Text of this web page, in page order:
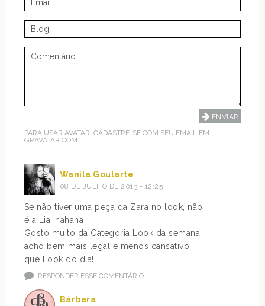
PARA USAR AVATAR, CADASTRE-SE COM SEU EMAIL EM
GRAVATAR.COM
Wanila Goularte
08 DE JULHO DE 2013 - 12:25
Se não tiver uma peça da Zara no look, não
é a Lia! hahaha
Gosto muito da Categoria Look da semana,
acho bem mais legal e menos cansativo
que Look do dia!
RESPONDER ESSE COMENTÁRIO
Bárbara